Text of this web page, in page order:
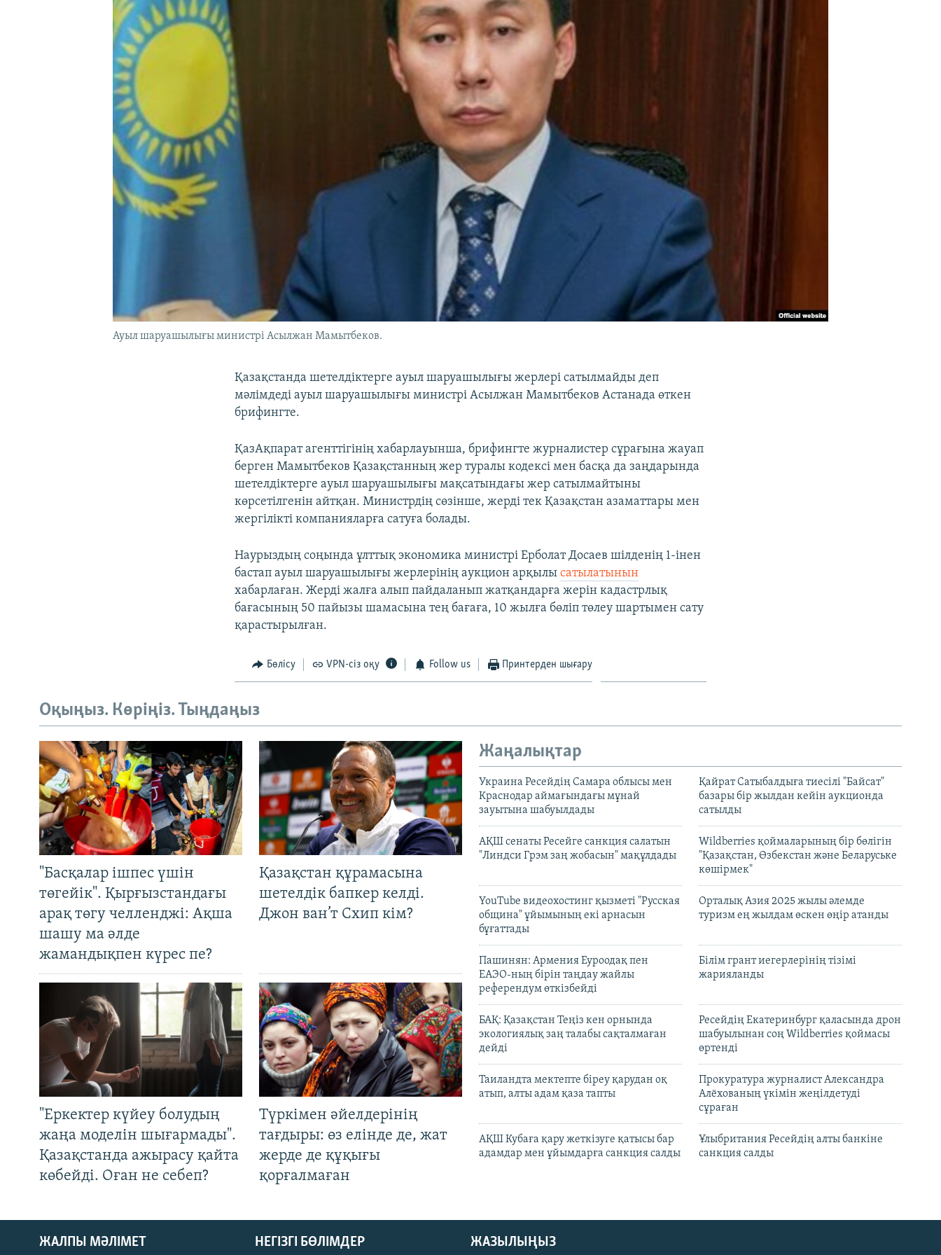
Ауыл шаруашылығы министрі Асылжан Мамытбеков.
Қазақстанда шетелдіктерге ауыл шаруашылығы жерлері сатылмайды деп
мәлімдеді ауыл шаруашылығы министрі Асылжан Мамытбеков Астанада өткен
брифингте.
ҚазАқпарат агенттігінің хабарлауынша, брифингте журналистер сұрағына жауап
берген Мамытбеков Қазақстанның жер туралы кодексі мен басқа да заңдарында
шетелдіктерге ауыл шаруашылығы мақсатындағы жер сатылмайтыны
көрсетілгенін айтқан. Министрдің сөзінше, жерді тек Қазақстан азаматтары мен
жергілікті компанияларға сатуға болады.
Наурыздың соңында ұлттық экономика министрі Ерболат Досаев шілденің 1-інен
бастап ауыл шаруашылығы жерлерінің аукцион арқылысатылатынын
хабарлаған. Жерді жалға алып пайдаланып жатқандарға жерін кадастрлық
бағасының 50 пайызы шамасына тең бағаға, 10 жылға бөліп төлеу шартымен сату
қарастырылған.
Бөлісу VPN-сіз оқу Follow us Принтерден шығару
Оқыңыз. Көріңіз. Тыңдаңыз
"Басқалар ішпес үшін
төгейік". Қырғызстандағы
арақ төгу челленджі: Ақша
шашу ма әлде
жамандықпен күрес пе?
Қазақстан құрамасына
шетелдік бапкер келді.
Джон ван’т Схип кім?
"Еркектер күйеу болудың
жаңа моделін шығармады".
Қазақстанда ажырасу қайта
көбейді. Оған не себеп?
Түркімен әйелдерінің
тағдыры: өз елінде де, жат
жерде де құқығы
қорғалмаған
Жаңалықтар
Украина Ресейдің Самара облысы мен
Краснодар аймағындағы мұнай
зауытына шабуылдады
Қайрат Сатыбалдыға тиесілі "Байсат"
базары бір жылдан кейін аукционда
сатылды
АҚШ сенаты Ресейге санкция салатын
"Линдси Грэм заң жобасын" мақұлдады
Wildberries қоймаларының бір бөлігін
"Қазақстан, Өзбекстан және Беларуське
көшірмек"
YouTube видеохостинг қызметі "Русская
община" ұйымының екі арнасын
бұғаттады
Орталық Азия 2025 жылы әлемде
туризм ең жылдам өскен өңір атанды
Пашинян: Армения Еуроодақ пен
ЕАЭО-ның бірін таңдау жайлы
референдум өткізбейді
Білім грант иегерлерінің тізімі
жарияланды
БАҚ: Қазақстан Теңіз кен орнында
экологиялық заң талабы сақталмаған
дейді
Ресейдің Екатеринбург қаласында дрон
шабуылынан соң Wildberries қоймасы
өртенді
Таиландта мектепте біреу қарудан оқ
атып, алты адам қаза тапты
Прокуратура журналист Александра
Алёхованың үкімін жеңілдетуді
сұраған
АҚШ Кубаға қару жеткізуге қатысы бар
адамдар мен ұйымдарға санкция салды
Ұлыбритания Ресейдің алты банкіне
санкция салды
ЖАЗЫЛЫҢЫЗ
ЖАЛПЫ МӘЛІМЕТ НЕГІЗГІ БӨЛІМДЕР